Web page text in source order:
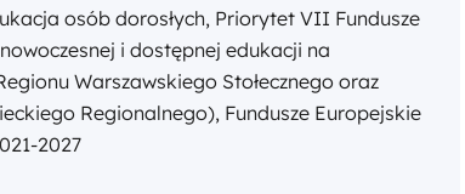
osób dorosłych, Priorytet VII Fundusze
i dostępnej edukacji na
Warszawskiego Stołecznego oraz
Regionalnego), Fundusze Europejskie
2027